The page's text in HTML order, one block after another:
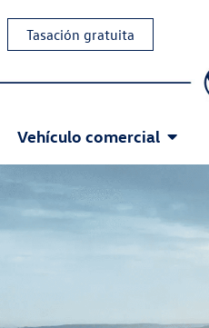
Tasación gratuita
Vehículo comercial